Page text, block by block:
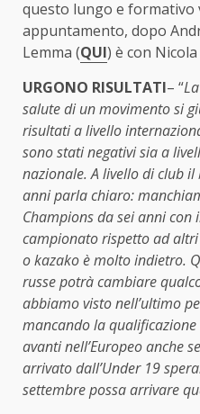
questo lungo e formativo
appuntamento, dopo
Lemma (QUI) è con
URGONO RISULTATI– “
salute di un movimento si
risultati a livello
sono stati negativi sia a
nazionale. A livello di club
anni parla chiaro:
Champions da sei anni con
campionato rispetto ad
o kazako è molto indietro.
russe potrà cambiare
abbiamo visto nell’ultimo
mancando la
avanti nell’Europeo anche
arrivato dall’Under 19
settembre possa arrivare